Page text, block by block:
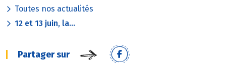
Toutes nos actualités
12 et 13 juin, la...
Partager sur